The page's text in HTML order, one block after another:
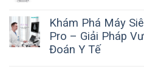
Khám Phá Máy
Pro – Giải Pháp
Đoán Y Tế